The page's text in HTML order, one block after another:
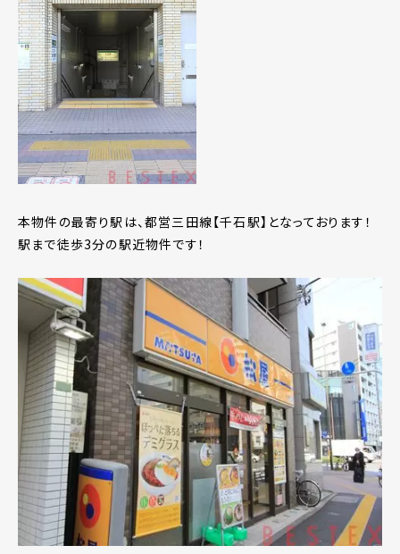
本物件の最寄り駅は、都営三田線【千石駅】となっております！
駅まで徒歩3分の駅近物件です！